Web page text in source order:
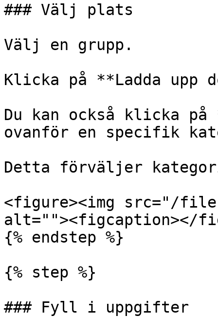
### Välj plats
Välj en grupp.
Klicka på **Ladda upp
Du kan också klicka på
ovanför en specifik
Detta förväljer
<figure><img src="/
alt=""><figcaption></
{% endstep %}
{% step %}
### Fyll i uppgifter